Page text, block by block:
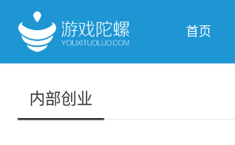
首页
内部创业